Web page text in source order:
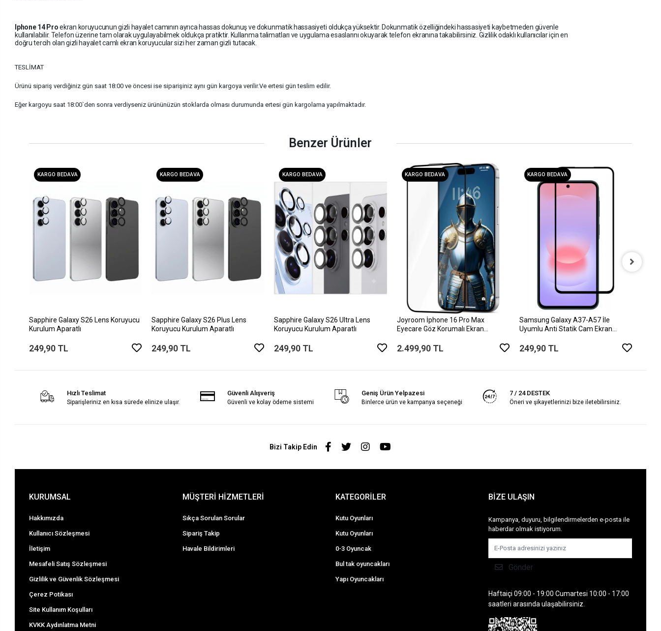
Iphone 14 Proekran koruyucunun gizli hayalet camının ayrıca hassas dokunuş ve dokunmatik hassasiyeti oldukça yüksektir. Dokunmatik özelliğindeki hassasiyeti kaybetmeden güvenle
kullanılabilir. Telefon üzerine tam olarak uygulayabilmek oldukça pratiktir. Kullanma talimatları ve uygulama esaslarını okuyarak telefon ekranına takabilirsiniz. Gizlilik odaklı kullanıcılar için en
doğru tercih olan gizli hayalet camlı ekran koruyucular sizi her zaman gizli tutacak.
TESLİMAT
Ürünü sipariş verdiğiniz gün saat 18:00 ve öncesi ise siparişiniz aynı gün kargoya verilir.Ve ertesi gün teslim edilir.
Eğer kargoyu saat 18:00`den sonra verdiyseniz ürününüzün stoklarda olması durumunda ertesi gün kargolama yapılmaktadır.
Benzer Ürünler
KARGO BEDAVA
Sapphire Galaxy S26 Lens Koruyucu
Kurulum Aparatlı
249,90 TL
KARGO BEDAVA
Sapphire Galaxy S26 Plus Lens
Koruyucu Kurulum Aparatlı
249,90 TL
KARGO BEDAVA
Sapphire Galaxy S26 Ultra Lens
Koruyucu Kurulum Aparatlı
249,90 TL
KARGO BEDAVA
Joyroom İphone 16 Pro Max
Eyecare Göz Korumalı Ekran
2.499,90 TL
KARGO BEDAVA
Samsung Galaxy A37-A57 İle
Uyumlu Anti Statik Cam Ekran
249,90 TL
Hızlı Teslimat
Siparişleriniz en kısa sürede elinize ulaşır.
Güvenli Alışveriş
Güvenli ve kolay ödeme sistemi
Geniş Ürün Yelpazesi
Binlerce ürün ve kampanya seçeneği
7 / 24 DESTEK
Öneri ve şikayetlerinizi bize iletebilirsiniz.
Bizi Takip Edin
KURUMSAL
Hakkımızda
Kullanıcı Sözleşmesi
İletişim
Mesafeli Satış Sözleşmesi
Gizlilik ve Güvenlik Sözleşmesi
Çerez Potikası
Site Kullanım Koşulları
KVKK Aydınlatma Metni
MÜŞTERİ HİZMETLERİ
Sıkça Sorulan Sorular
Sipariş Takip
Havale Bildirimleri
KATEGORİLER
Kutu Oyunları
Kutu Oyunları
0-3 Oyuncak
Bul tak oyuncakları
Yapı Oyuncakları
BİZE ULAŞIN
Kampanya, duyuru, bilgilendirmelerden e-posta ile
haberdar olmak istiyorum.
Gönder
Haftaiçi 09:00 - 19:00 Cumartesi 10:00 - 17:00
saatleri arasında ulaşabilirsiniz.